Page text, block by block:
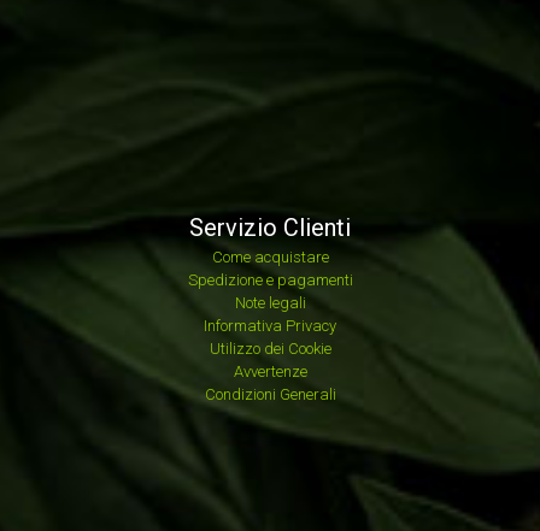
Servizio Clienti
Come acquistare
Spedizione e pagamenti
Note legali
Informativa Privacy
Utilizzo dei Cookie
Avvertenze
Condizioni Generali